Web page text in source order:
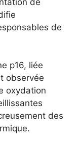
de
p16, liée
observée
oxydation
des